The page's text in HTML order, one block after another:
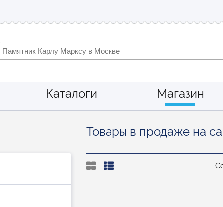
Каталоги Магазин
Товары в продаже на